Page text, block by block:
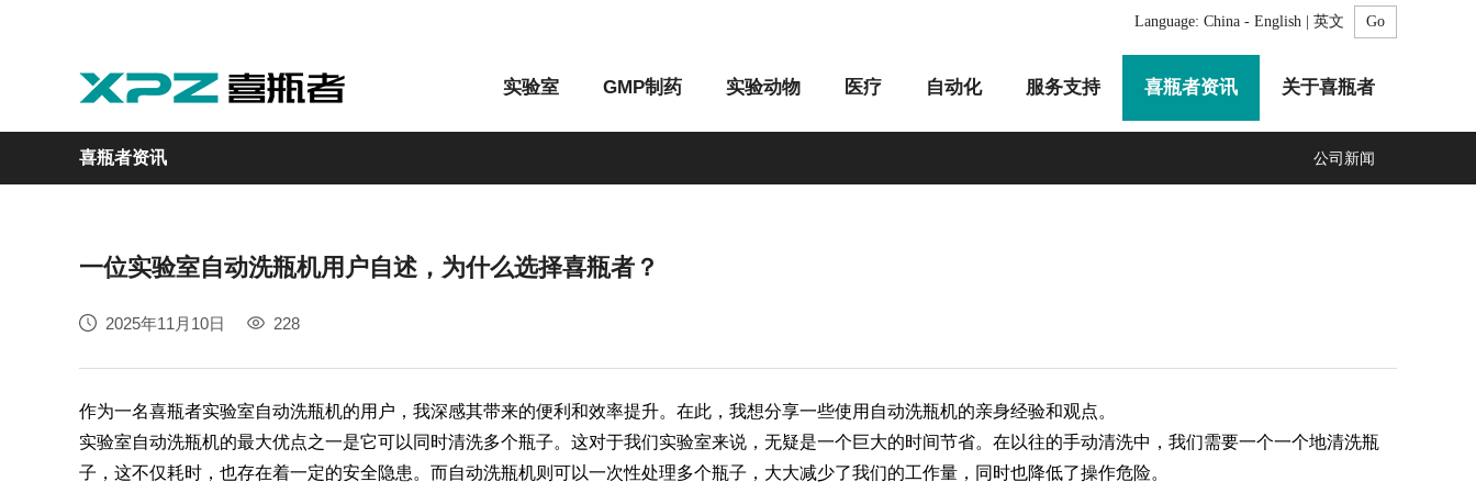
Language: China - English | 英文
实验室
实验室
GMP制药
GMP制药
实验动物
实验动物
医疗
医疗
自动化
自动化
服务支持 喜瓶者资讯 关于喜瓶者
喜瓶者资讯 公司新闻
一位实验室自动洗瓶机用户自述，为什么选择喜瓶者？
2025年11月10日 228
作为一名喜瓶者实验室自动洗瓶机的用户，我深感其带来的便利和效率提升。在此，我想分享一些使用自动洗瓶机的亲身经验和观点。
实验室自动洗瓶机的最大优点之一是它可以同时清洗多个瓶子。这对于我们实验室来说，无疑是一个巨大的时间节省。在以往的手动清洗中，我们需要一个一个地清洗瓶
子，这不仅耗时，也存在着一定的安全隐患。而自动洗瓶机则可以一次性处理多个瓶子，大大减少了我们的工作量，同时也降低了操作危险。